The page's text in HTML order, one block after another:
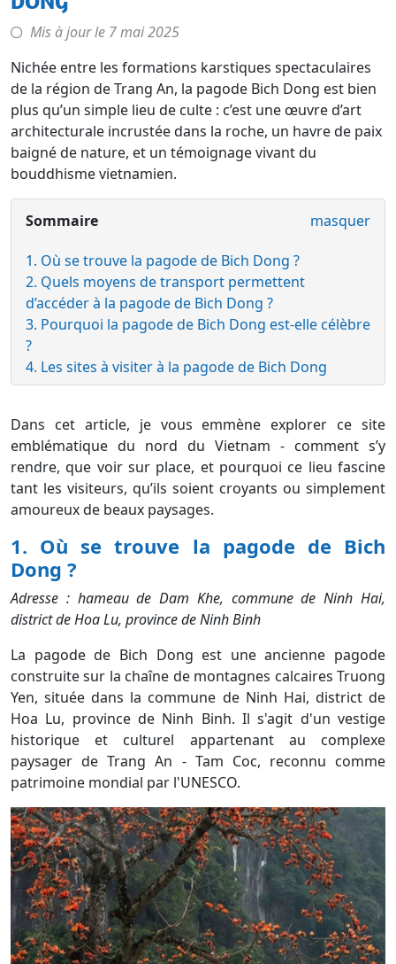
Mis à jour le 7 mai 2025
Nichée entre les formations karstiques spectaculaires
de la région de Trang An, la pagode Bich Dong est bien
plus qu’un simple lieu de culte : c’est une œuvre d’art
architecturale incrustée dans la roche, un havre de paix
baigné de nature, et un témoignage vivant du
bouddhisme vietnamien.
Sommaire masquer
1. Où se trouve la pagode de Bich Dong ?
2. Quels moyens de transport permettent
d’accéder à la pagode de Bich Dong ?
3. Pourquoi la pagode de Bich Dong est-elle célèbre
?
4. Les sites à visiter à la pagode de Bich Dong
Dans cet article, je vous emmène explorer ce site
emblématique du nord du Vietnam - comment s’y
rendre, que voir sur place, et pourquoi ce lieu fascine
tant les visiteurs, qu’ils soient croyants ou simplement
amoureux de beaux paysages.
1. Où se trouve la pagode de Bich
Dong ?
Adresse : hameau de Dam Khe, commune de Ninh Hai,
district de Hoa Lu, province de Ninh Binh
La pagode de Bich Dong est une ancienne pagode
construite sur la chaîne de montagnes calcaires Truong
Yen, située dans la commune de Ninh Hai, district de
Hoa Lu, province de Ninh Binh. Il s'agit d'un vestige
historique et culturel appartenant au complexe
paysager de Trang An - Tam Coc, reconnu comme
patrimoine mondial par l'UNESCO.